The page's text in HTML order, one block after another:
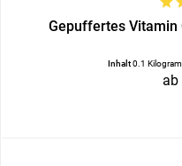
Gepuffertes Vitamin
Inhalt0.1
ab